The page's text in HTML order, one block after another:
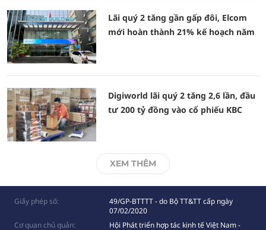
Lãi quý 2 tăng gần gấp đôi, Elcom
mới hoàn thành 21% kế hoạch năm
Digiworld lãi quý 2 tăng 2,6 lần, đầu
tư 200 tỷ đồng vào cổ phiếu KBC
XEM THÊM
Giấy phép số:
49/GP-BTTTT - do Bộ TT&TT cấp ngày
07/02/2020
Cơ quan chủ quản:
Hội Phát triển hợp tác kinh tế Việt Nam -